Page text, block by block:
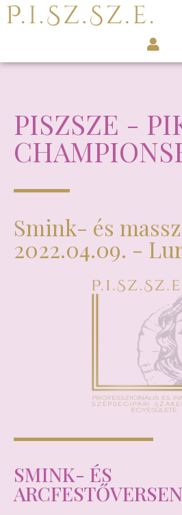
PISZSZE -
Smink- és
2022.04.09. -
SMINK- ÉS